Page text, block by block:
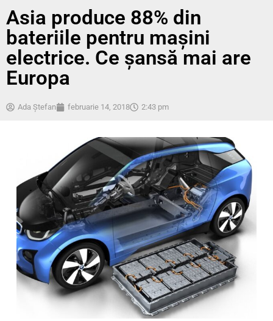
Asia produce 88% din
bateriile pentru maşini
electrice. Ce şansă mai are
Europa
Ada Ştefan februarie 14, 2018 2:43 pm